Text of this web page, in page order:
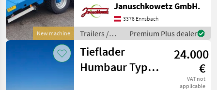
New machine
Gesamtänge: 9, 4 m Breite
2, 5 m Plateauhöhe: 965
mm 300 x 135 mm
Druckluft- + H
Januschkowetz GmbH.
3376 Ennsbach
Trailers /
Sonstige
Premium Plus dealer
Tieflader
Humbaur Typ
24.000
€
VAT not
applicable